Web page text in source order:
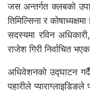
जस अन्तर्गत क्लबको
तिमिल्सिना र
सदस्यमा रविन
राजेश गिरी निर्वाचित
अधिवेशनको उद्घाटन गर्दै
पहारीले